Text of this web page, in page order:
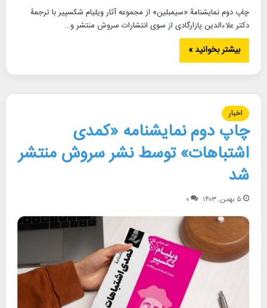
چاپ دوم نمایشنامۀ «سیمبلین» از مجموعه آثار ویلیام شکسپیر با ترجمۀ
دکتر علاءالدین پازارگادی از سوی انتشارات سروش منتشر و…
بیشتر بخوانید »
اخبار
چاپ دوم نمایشنامه «کمدی
اشتباهات» توسط نشر سروش منتشر
شد
۵ بهمن, ۱۴۰۳ ۰